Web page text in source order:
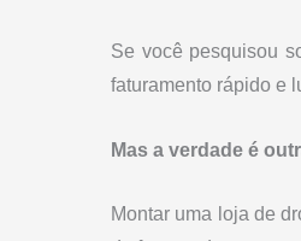
Se você pesquisou
faturamento rápido e
Mas a verdade é
Montar uma loja de